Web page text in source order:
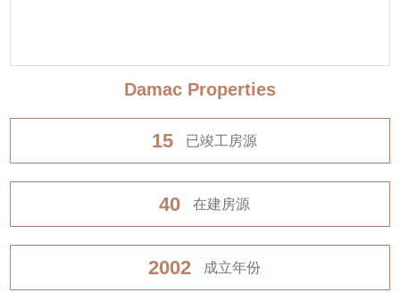
Damac Properties
15 已竣工房源
40 在建房源
2002 成立年份